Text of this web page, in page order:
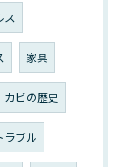
ス
家具
カビの歴史
ラブル